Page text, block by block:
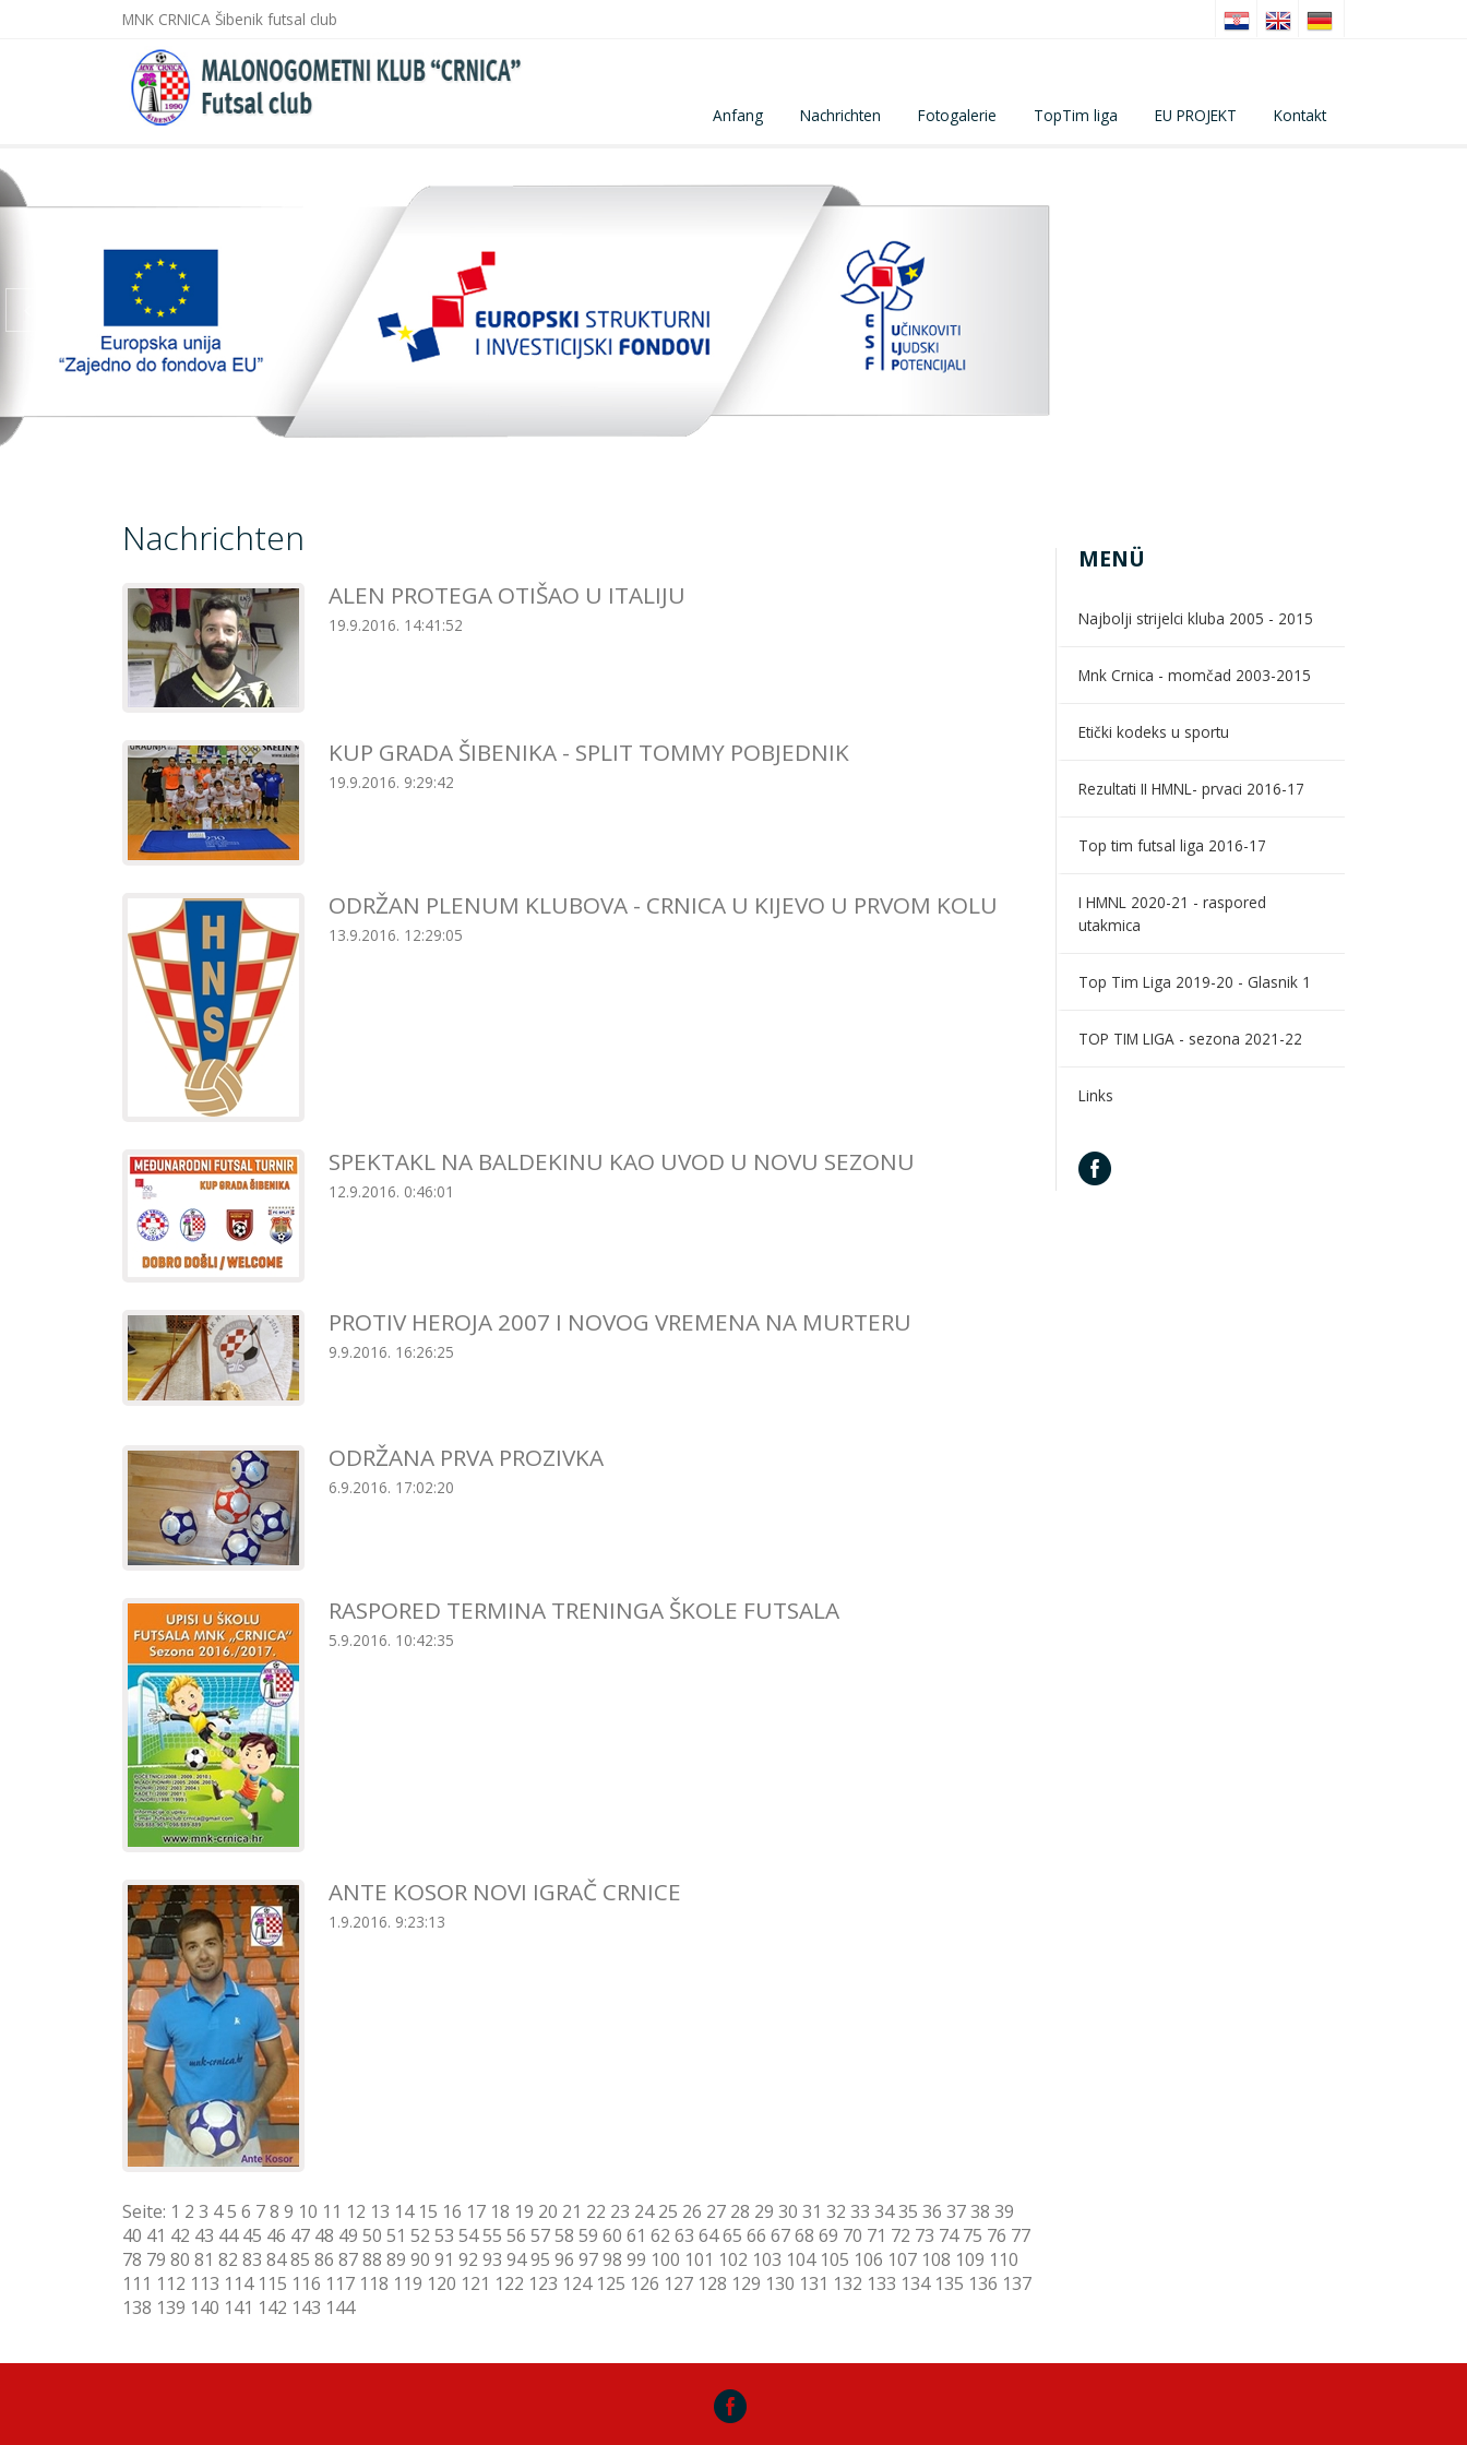
MNK CRNICA Šibenik futsal club
Anfang Nachrichten Fotogalerie TopTim liga EU PROJEKT Kontakt
Nachrichten
ALEN PROTEGA OTIŠAO U ITALIJU
19.9.2016. 14:41:52
KUP GRADA ŠIBENIKA - SPLIT TOMMY POBJEDNIK
19.9.2016. 9:29:42
ODRŽAN PLENUM KLUBOVA - CRNICA U KIJEVO U PRVOM KOLU
13.9.2016. 12:29:05
SPEKTAKL NA BALDEKINU KAO UVOD U NOVU SEZONU
12.9.2016. 0:46:01
PROTIV HEROJA 2007 I NOVOG VREMENA NA MURTERU
9.9.2016. 16:26:25
ODRŽANA PRVA PROZIVKA
6.9.2016. 17:02:20
RASPORED TERMINA TRENINGA ŠKOLE FUTSALA
5.9.2016. 10:42:35
ANTE KOSOR NOVI IGRAČ CRNICE
1.9.2016. 9:23:13
Seite: 1 2 3 45 6 78 9 10 11 12 13 14 15 16 17 18 19 20 21 22 23 24 25 26 27 28 29 30 31 32 33 3435 36 3738 39
40 41 42 43 44 45 46 47 48 49 50 51 52 53 5455 56 5758 59 60 61 62 63 6465 66 6768 69 70 71 72 73 74 75 76 77
78 79 80 81 82 83 8485 86 8788 89 90 91 92 93 9495 96 9798 99 100 101 102 103 104 105 106 107 108 109 110
111 112 113 114 115 116 117 118 119 120 121 122 123 124 125 126 127 128 129 130 131 132 133 134 135 136 137
138 139 140 141 142 143 144
MENÜ
Najbolji strijelci kluba 2005 - 2015
Mnk Crnica - momčad 2003-2015
Etički kodeks u sportu
Rezultati II HMNL- prvaci 2016-17
Top tim futsal liga 2016-17
I HMNL 2020-21 - raspored
utakmica
Top Tim Liga 2019-20 - Glasnik 1
TOP TIM LIGA - sezona 2021-22
Links